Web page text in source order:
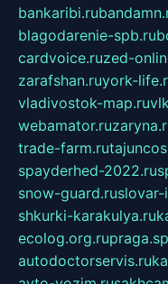
bankaribi.ru
blagodarenie-spb.ru
cardvoice.ruzed-
zarafshan.ruyork-
vladivostok-map.ru
webamator.ru
trade-farm.ru
spayderhed-2022.ru
snow-guard.ru
shkurki-karakulya.ru
ecolog.org.ru
autodoctorservis.ru